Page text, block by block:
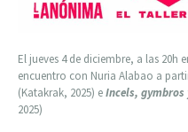
El jueves 4 de diciembre, a las
encuentro con Nuria Alabao a
(Katakrak, 2025) eIncels, gymbros
2025)